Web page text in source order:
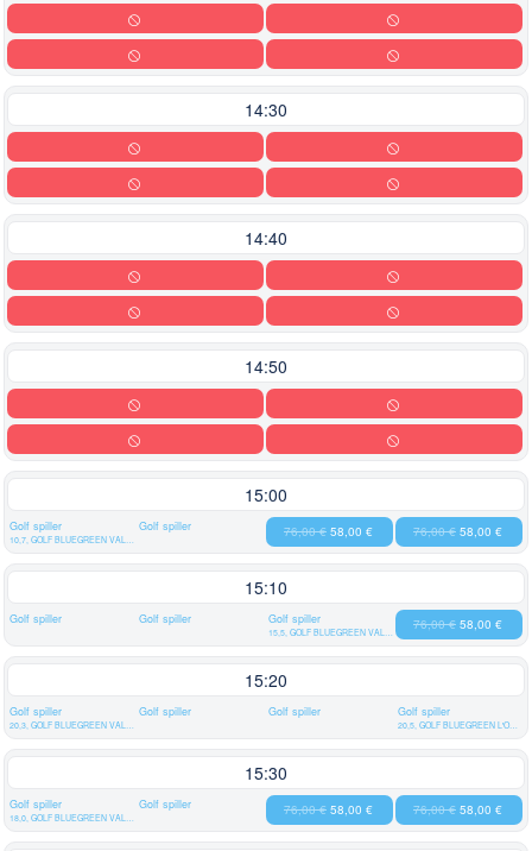
14:30
14:40
14:50
15:00
Golf spiller Golf spiller 76,00 € 58,00 € 76,00 € 58,00 €
15:10
Golf spiller Golf spiller Golf spiller 76,00 € 58,00 €
15:20
Golf spiller Golf spiller Golf spiller Golf spiller
15:30
Golf spiller Golf spiller 76,00 € 58,00 € 76,00 € 58,00 €